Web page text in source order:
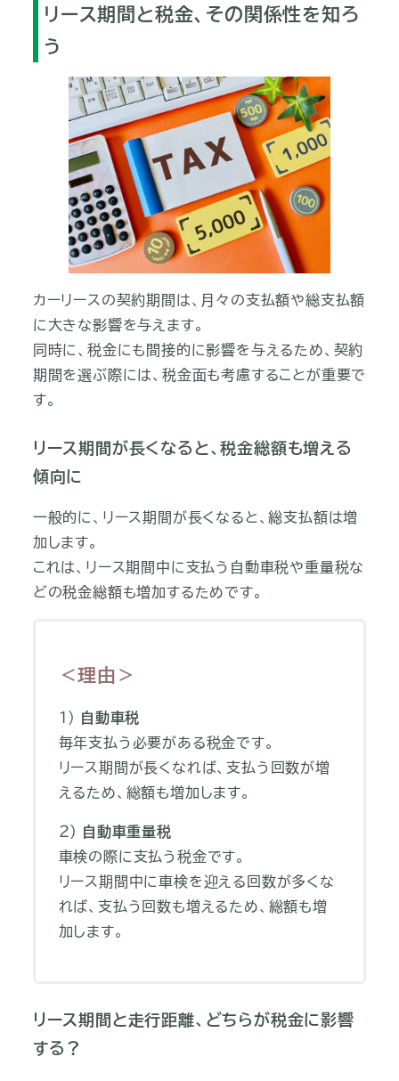
リース期間と税金、その関係性を知ろ
う
カーリースの契約期間は、月々の支払額や総支払額
に大きな影響を与えます。
同時に、税金にも間接的に影響を与えるため、契約
期間を選ぶ際には、税金面も考慮することが重要で
す。
リース期間が長くなると、税金総額も増える
傾向に
一般的に、リース期間が長くなると、総支払額は増
加します。
これは、リース期間中に支払う自動車税や重量税な
どの税金総額も増加するためです。
＜理由＞
１） 自動車税
毎年支払う必要がある税金です。
リース期間が長くなれば、支払う回数が増
えるため、総額も増加します。
２） 自動車重量税
車検の際に支払う税金です。
リース期間中に車検を迎える回数が多くな
れば、支払う回数も増えるため、総額も増
加します。
リース期間と走行距離、どちらが税金に影響
する？